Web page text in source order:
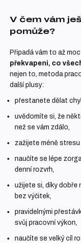
V čem vám
pomůže?
Připadá vám to až
překvapeni, co
nejen to, metoda
další plusy:
přestanete dělat
uvědomíte si, že
než se vám zdálo,
zažijete méně
naučíte se lépe
denní rozvrh,
užijete si, díky dobře
bez výčitek,
pravidelnými
svůj pracovní výkon,
naučíte se velký cíl